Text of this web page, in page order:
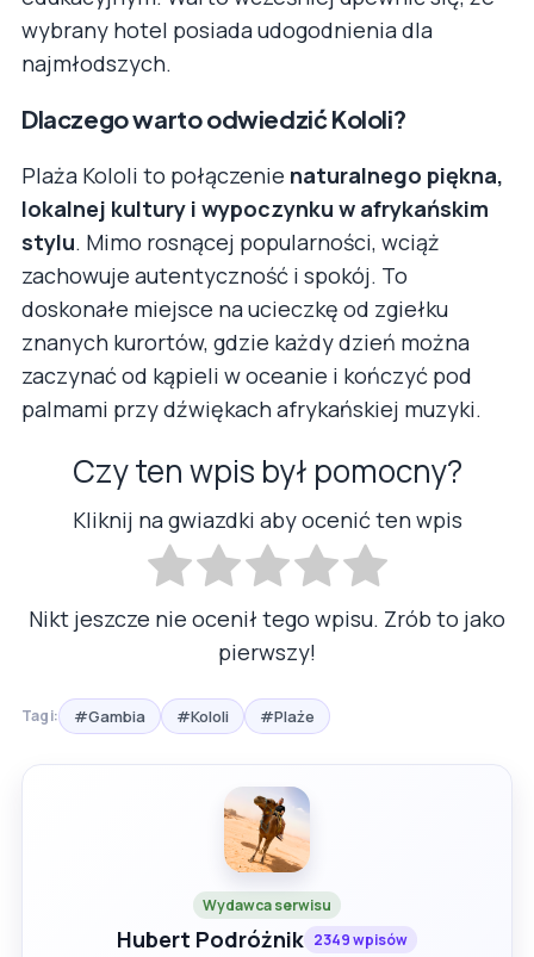
wybrany hotel posiada udogodnienia dla
najmłodszych.
Dlaczego warto odwiedzić Kololi?
Plaża Kololi to połączenie naturalnego piękna,
lokalnej kultury i wypoczynku w afrykańskim
stylu. Mimo rosnącej popularności, wciąż
zachowuje autentyczność i spokój. To
doskonałe miejsce na ucieczkę od zgiełku
znanych kurortów, gdzie każdy dzień można
zaczynać od kąpieli w oceanie i kończyć pod
palmami przy dźwiękach afrykańskiej muzyki.
Czy ten wpis był pomocny?
Kliknij na gwiazdki aby ocenić ten wpis
Nikt jeszcze nie ocenił tego wpisu. Zrób to jako
pierwszy!
Tagi: #Gambia #Kololi #Plaże
Wydawca serwisu
Hubert Podróżnik 2349 wpisów